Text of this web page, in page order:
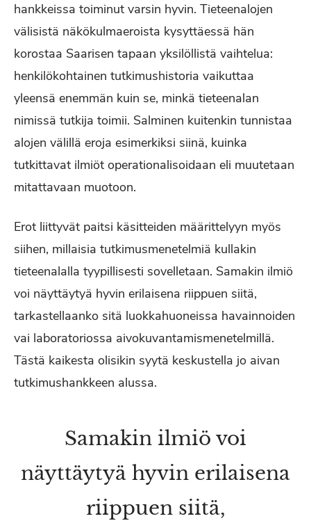
hankkeissa toiminut varsin hyvin. Tieteenalojen
välisistä näkökulmaeroista kysyttäessä hän
korostaa Saarisen tapaan yksilöllistä vaihtelua:
henkilökohtainen tutkimushistoria vaikuttaa
yleensä enemmän kuin se, minkä tieteenalan
nimissä tutkija toimii. Salminen kuitenkin tunnistaa
alojen välillä eroja esimerkiksi siinä, kuinka
tutkittavat ilmiöt operationalisoidaan eli muutetaan
mitattavaan muotoon.
Erot liittyvät paitsi käsitteiden määrittelyyn myös
siihen, millaisia tutkimusmenetelmiä kullakin
tieteenalalla tyypillisesti sovelletaan. Samakin ilmiö
voi näyttäytyä hyvin erilaisena riippuen siitä,
tarkastellaanko sitä luokkahuoneissa havainnoiden
vai laboratoriossa aivokuvantamismenetelmillä.
Tästä kaikesta olisikin syytä keskustella jo aivan
tutkimushankkeen alussa.
Samakin ilmiö voi
näyttäytyä hyvin erilaisena
riippuen siitä,